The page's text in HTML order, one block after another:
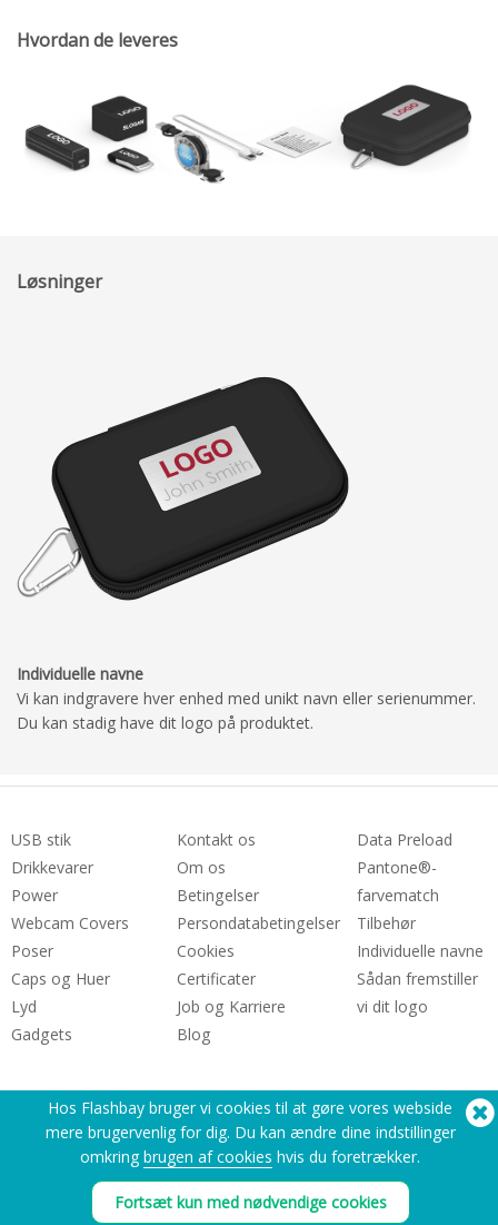
Hvordan de leveres
Løsninger
Individuelle navne
Vi kan indgravere hver enhed med unikt navn eller serienummer.
Du kan stadig have dit logo på produktet.
USB stik
Drikkevarer
Power
Webcam Covers
Poser
Caps og Huer
Lyd
Gadgets
Kontakt os
Om os
Betingelser
Persondatabetingelser
Cookies
Certificater
Job og Karriere
Blog
Data Preload
Pantone®-
farvematch
Tilbehør
Individuelle navne
Sådan fremstiller
vi dit logo
Brug for hjælp? Tel:(650) 938-3500 (US)
Copyright © 2026 Flashbay
Hos Flashbay bruger vi cookies til at gøre vores webside
mere brugervenlig for dig. Du kan ændre dine indstillinger
omkring brugen af cookies hvis du foretrækker.
Fortsæt kun med nødvendige cookies